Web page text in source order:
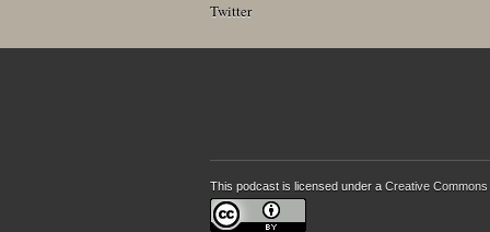
Twitter
This podcast is licensed under a Creative